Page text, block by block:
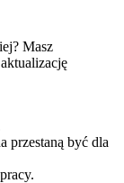
Masz
przestaną być dla